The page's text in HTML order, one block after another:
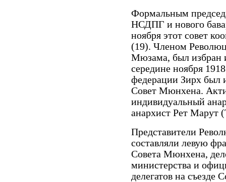
Формальным
НСДПГ и нового
ноября этот совет
(19). Членом
Мюзама, был избран
середине ноября
федерации Зирх был
Совет Мюнхена.
индивидуальный
анархист Рет Марут
Представители
составляли левую
Совета Мюнхена,
министерства и
делегатов на съезде